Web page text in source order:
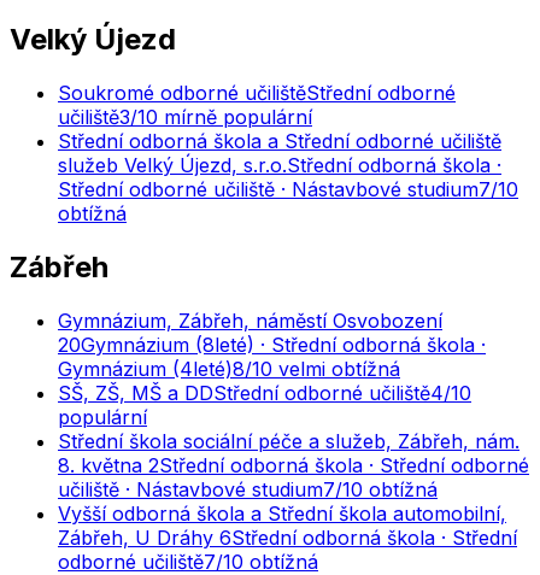
Velký Újezd
Soukromé odborné učilištěStřední odborné
učiliště3/10 mírně populární
Střední odborná škola a Střední odborné učiliště
služeb Velký Újezd, s.r.o.Střední odborná škola ·
Střední odborné učiliště · Nástavbové studium7/10
obtížná
Zábřeh
Gymnázium, Zábřeh, náměstí Osvobození
20Gymnázium (8leté) · Střední odborná škola ·
Gymnázium (4leté)8/10 velmi obtížná
SŠ, ZŠ, MŠ a DDStřední odborné učiliště4/10
populární
Střední škola sociální péče a služeb, Zábřeh, nám.
8. května 2Střední odborná škola · Střední odborné
učiliště · Nástavbové studium7/10 obtížná
Vyšší odborná škola a Střední škola automobilní,
Zábřeh, U Dráhy 6Střední odborná škola · Střední
odborné učiliště7/10 obtížná